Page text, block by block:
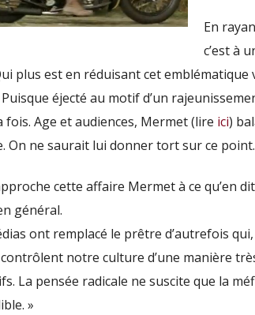
En
c’est à
plus est en réduisant cet
éjecté au motif d’un
fois. Age et audiences, Mermet (lire ici)
On ne saurait lui donner tort sur ce point.
cette affaire Mermet à ce qu’en
général.
ont remplacé le prêtre d’autrefois
notre culture d’une manière
La pensée radicale ne suscite que la
»